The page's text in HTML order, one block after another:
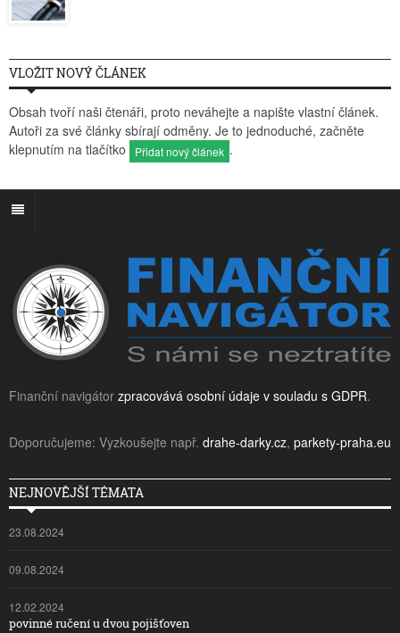
VLOŽIT NOVÝ ČLÁNEK
Obsah tvoří naši čtenáři, proto neváhejte a napište vlastní článek.
Autoři za své články sbírají odměny. Je to jednoduché, začněte
klepnutím na tlačítko
Přidat nový článek .
Finanční navigátor zpracovává osobní údaje v souladu s GDPR.
Doporučujeme: Vyzkoušejte např. drahe-darky.cz, parkety-praha.eu
NEJNOVĚJŠÍ TÉMATA
23.08.2024
09.08.2024
12.02.2024
povinné ručení u dvou pojišťoven